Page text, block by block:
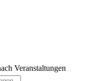
Veranstaltungen